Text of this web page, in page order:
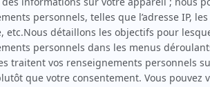
EmmaAutrice